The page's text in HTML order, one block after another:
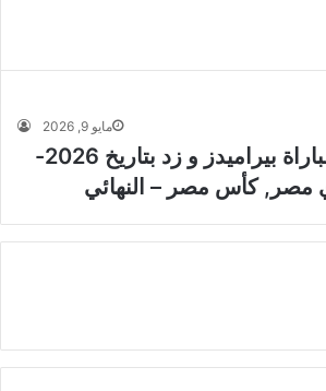
مايو 9, 2026
تفاصيل وموعد مباراة بيراميدز و زد بتاريخ 2026-